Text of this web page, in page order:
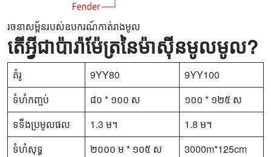
រចនាសម្ព័នរបស់ឧបករណ៍កាត់រាងមូល
តើអ្វីជាប៉ារ៉ាម៉ែត្រនៃម៉ាស៊ីនមូលមូល?
គំរូ 9YY80
9YY100
ទំហំកញ្ចប់
៨០ * ១០០ ស
១០០ * ១២៥ ស
ទទឹងប្រមូលផល
1.3 ម។
1.8 ម។
ទំហំសុទ្ធ
២០០០ ម * ១០៥ ស
3000m*125cm